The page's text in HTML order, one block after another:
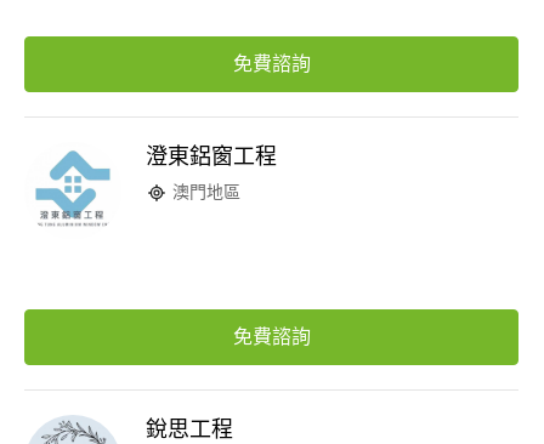
免費諮詢
澄東鋁窗工程
澳門地區
免費諮詢
銳思工程